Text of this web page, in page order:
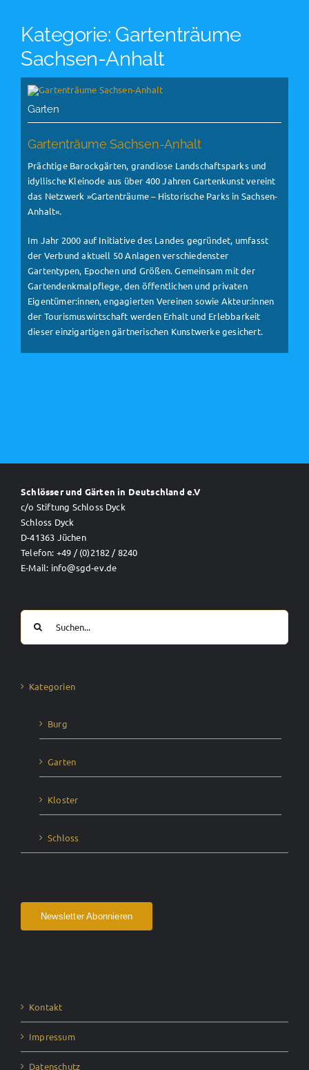
Kategorie: Gartenträume
Sachsen-Anhalt
Garten
Gartenträume Sachsen-Anhalt
Prächtige Barockgärten, grandiose Landschaftsparks und
idyllische Kleinode aus über 400 Jahren Gartenkunst vereint
das Netzwerk »Gartenträume – Historische Parks in Sachsen-
Anhalt«.
Im Jahr 2000 auf Initiative des Landes gegründet, umfasst
der Verbund aktuell 50 Anlagen verschiedenster
Gartentypen, Epochen und Größen. Gemeinsam mit der
Gartendenkmalpflege, den öffentlichen und privaten
Eigentümer:innen, engagierten Vereinen sowie Akteur:innen
der Tourismuswirtschaft werden Erhalt und Erlebbarkeit
dieser einzigartigen gärtnerischen Kunstwerke gesichert.
Schlösser und Gärten in Deutschland e.V
c/o Stiftung Schloss Dyck
Schloss Dyck
D-41363 Jüchen
Telefon: +49 / (0)2182 / 8240
E-Mail: info@sgd-ev.de
Suche
nach:
Kategorien
Burg
Garten
Kloster
Schloss
Newsletter Abonnieren
Kontakt
Impressum
Datenschutz